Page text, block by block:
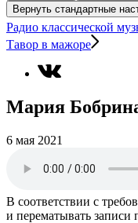
Вернуть стандартные
Радио классической
Тавор в мажоре
Мария
6 мая 2021
В соответствии с
и перематывать записи